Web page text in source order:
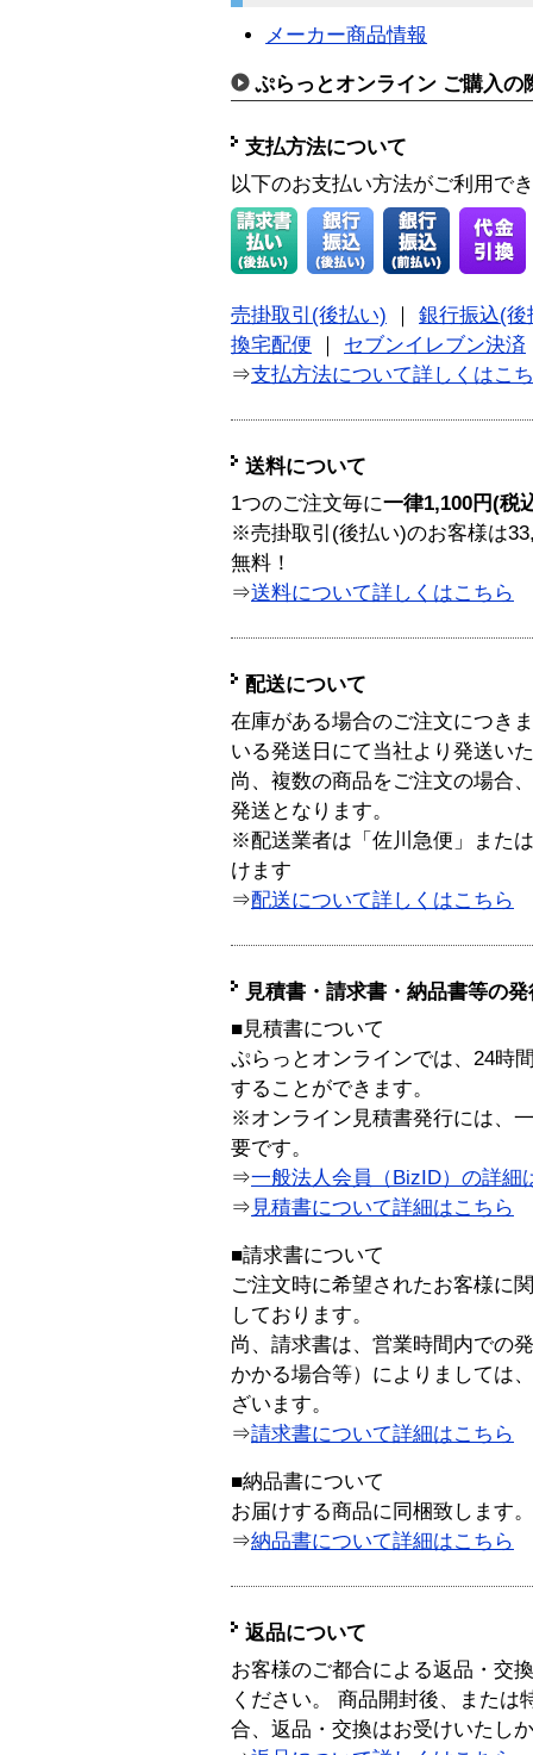
メーカー商品情報
ぷらっとオンライン ご購入の
支払方法について
以下のお支払い方法がご利用で
売掛取引(後払い)
銀行振込(後
換宅配便
セブンイレブン決済
⇒支払方法について詳しくはこ
送料について
1つのご注文毎に一律1,100円(税
※売掛取引(後払い)のお客様は
無料！
⇒送料について詳しくはこちら
配送について
在庫がある場合のご注文につき
いる発送日にて当社より発送い
尚、複数の商品をご注文の場合
発送となります。
※配送業者は「佐川急便」また
けます
⇒配送について詳しくはこちら
見積書・請求書・納品書等の
■見積書について
ぷらっとオンラインでは、24時
することができます。
※オンライン見積書発行には、
要です。
⇒一般法人会員（BizID）の詳細
⇒ 見積書について詳細はこちら
■請求書について
ご注文時に希望されたお客様に
しております。
尚、請求書は、営業時間内での
かかる場合等）によりましては
ざいます。
⇒請求書について詳細はこちら
■納品書について
お届けする商品に同梱致します。
⇒納品書について詳細はこちら
返品について
お客様のご都合による返品・交
ください。 商品開封後、または
合、返品・交換はお受けいたし